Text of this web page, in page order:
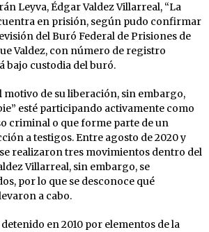
Leyva, Édgar Valdez Villarreal, “La
en prisión, según pudo confirmar
del Buró Federal de Prisiones de
Valdez, con número de registro
bajo custodia del buró.
motivo de su liberación, sin embargo,
esté participando activamente como
criminal o que forme parte de un
a testigos. Entre agosto de 2020 y
realizaron tres movimientos dentro del
Villarreal, sin embargo, se
por lo que se desconoce qué
a cabo.
en 2010 por elementos de la